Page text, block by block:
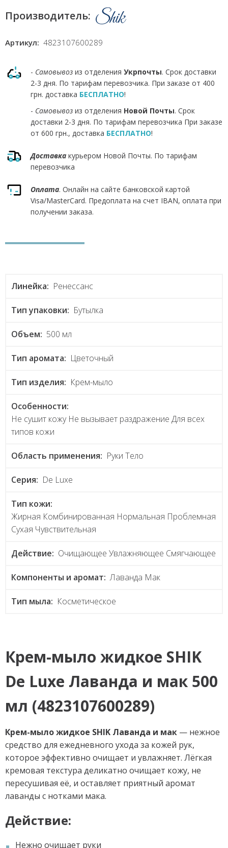
Производитель:
Артикул: 4823107600289
- Самовывоз из отделения Укрпочты. Срок доставки
2-3 дня. По тарифам перевозчика. При заказе от 400
грн. доставка БЕСПЛАТНО!
- Самовывоз из отделения Новой Почты. Срок
доставки 2-3 дня. По тарифам перевозчика При заказе
от 600 грн., доставка БЕСПЛАТНО!
Доставка курьером Новой Почты. По тарифам
перевозчика
Оплата. Онлайн на сайте банковской картой
Visa/MasterCard. Предоплата на счет IBAN, оплата при
получении заказа.
Линейка: Ренессанс
Тип упаковки: Бутылка
Объем: 500 мл
Тип аромата: Цветочный
Тип изделия: Крем-мыло
Особенности:
Не сушит кожу Не вызывает раздражение Для всех
типов кожи
Область применения: Руки Тело
Серия: De Luxe
Тип кожи:
Жирная Комбинированная Нормальная Проблемная
Сухая Чувствительная
Действие: Очищающее Увлажняющее Смягчающее
Компоненты и аромат: Лаванда Мак
Тип мыла: Косметическое
Крем-мыло жидкое SHIK
De Luxe Лаванда и мак 500
мл (4823107600289)
Крем-мыло жидкое SHIK Лаванда и мак — нежное
средство для ежедневного ухода за кожей рук,
которое эффективно очищает и увлажняет. Лёгкая
кремовая текстура деликатно очищает кожу, не
пересушивая её, и оставляет приятный аромат
лаванды с нотками мака.
Действие:
Нежно очищает руки